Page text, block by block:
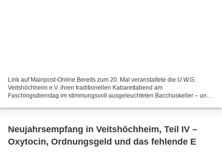
Link auf Mainpost-Online Bereits zum 20. Mal veranstaltete die U.W.G.
Veitshöchheim e.V. ihren traditionellen Kabarettabend am
Faschingsdienstag im stimmungsvoll ausgeleuchteten Bacchuskeller – und
Neujahrsempfang in Veitshöchheim, Teil IV –
Oxytocin, Ordnungsgeld und das fehlende E